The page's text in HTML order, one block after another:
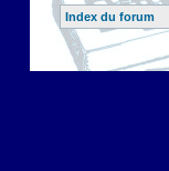
Index du forum